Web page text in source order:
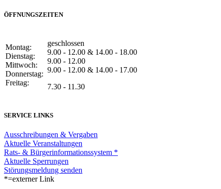
ÖFFNUNGSZEITEN
Montag:
Dienstag:
Mittwoch:
Donnerstag:
Freitag:
geschlossen
9.00 - 12.00 & 14.00 - 18.00
9.00 - 12.00
9.00 - 12.00 & 14.00 - 17.00
7.30 - 11.30
SERVICE LINKS
Ausschreibungen & Vergaben
Aktuelle Veranstaltungen
Rats- & Bürgerinformationssystem *
Aktuelle Sperrungen
Störungsmeldung senden
*=externer Link